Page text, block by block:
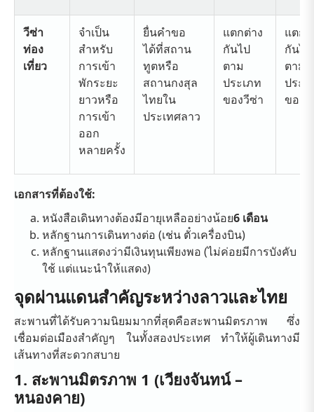
วีซ่า
ท่อง
เที่ยว
จำเป็น
สำหรับ
การเข้า
พักระยะ
ยาวหรือ
การเข้า
ออก
หลายครั้ง
ยื่นคำขอ
ได้ที่สถาน
ทูตหรือ
สถานกงสุล
ไทยใน
ประเทศลาว
แตกต่าง
กันไป
ตาม
ประเภท
ของวีซ่า
แตก
กันไป
ตาม
ประเ
ของ
เอกสารที่ต้องใช้:
หนังสือเดินทางต้องมีอายุเหลืออย่างน้อย6 เดือน
หลักฐานการเดินทางต่อ (เช่น ตั๋วเครื่องบิน)
หลักฐานแสดงว่ามีเงินทุนเพียงพอ (ไม่ค่อยมีการบังคับ
ใช้ แต่แนะนำให้แสดง)
จุดผ่านแดนสำคัญระหว่างลาวและไทย
สะพานที่ได้รับความนิยมมากที่สุดคือสะพานมิตรภาพ ซึ่ง
เชื่อมต่อเมืองสำคัญๆ ในทั้งสองประเทศ ทำให้ผู้เดินทางมี
เส้นทางที่สะดวกสบาย
1. สะพานมิตรภาพ 1 (เวียงจันทน์ –
หนองคาย)